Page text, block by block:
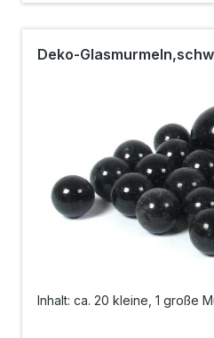
Deko-
Inhalt: ca. 20 kleine, 1 große